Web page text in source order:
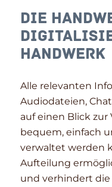
Die
Handwerk
Alle relevanten
Audiodateien,
auf einen Blick zur
bequem, einfach
verwaltet werden
Aufteilung
und verhindert